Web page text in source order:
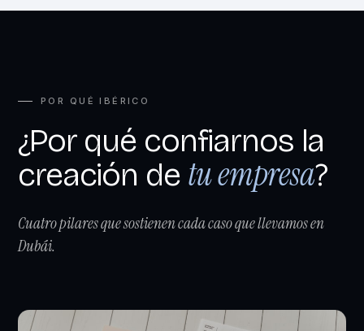
POR QUÉ IBÉRICO
¿Por qué confiarnos la
creación de tu empresa?
Cuatro pilares que sostienen cada caso que llevamos en
Dubái.